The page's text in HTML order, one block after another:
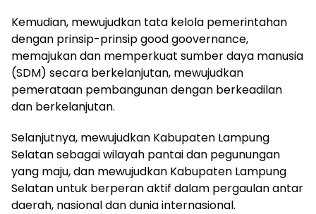
Kemudian, mewujudkan tata kelola pemerintahan
dengan prinsip-prinsip good goovernance,
memajukan dan memperkuat sumber daya manusia
(SDM) secara berkelanjutan, mewujudkan
pemerataan pembangunan dengan berkeadilan
dan berkelanjutan.
Selanjutnya, mewujudkan Kabupaten Lampung
Selatan sebagai wilayah pantai dan pegunungan
yang maju, dan mewujudkan Kabupaten Lampung
Selatan untuk berperan aktif dalam pergaulan antar
daerah, nasional dan dunia internasional.